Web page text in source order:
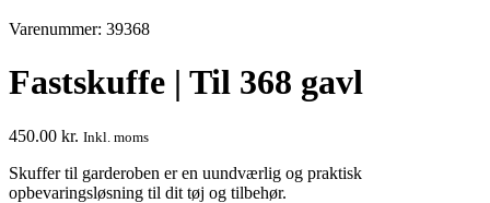
Varenummer: 39368
Fastskuffe | Til 368 gavl
450.00 kr. Inkl. moms
Skuffer til garderoben er en uundværlig og praktisk
opbevaringsløsning til dit tøj og tilbehør.